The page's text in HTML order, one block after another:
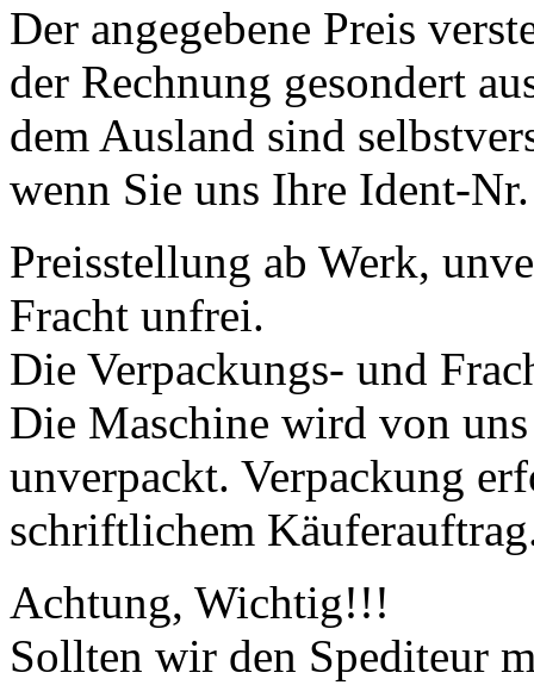
Der angegebene Preis
der Rechnung gesondert
dem Ausland sind
wenn Sie uns Ihre Ident-
Preisstellung ab Werk,
Fracht unfrei.
Die Verpackungs- und
Die Maschine wird von
unverpackt. Verpackung
schriftlichem
Achtung, Wichtig!!!
Sollten wir den Spediteur